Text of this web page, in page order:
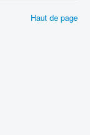
Haut de page